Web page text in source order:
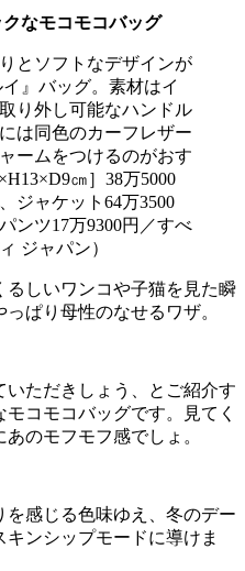
なモコモコバッグ
とソフトなデザインが
』バッグ。素材はイ
り外し可能なハンドル
は同色のカーフレザー
ームをつけるのがおす
㎝］38万5000
ジャケット64万3500
ンツ17万9300円／すべ
ジャパン）
しいワンコや子猫を見た瞬
ぱり母性のなせるワザ。
ただきしょう、とご紹介す
コモコバッグです。見てく
のモフモフ感でしょ。
感じる色味ゆえ、冬のデー
キンシップモードに導けま